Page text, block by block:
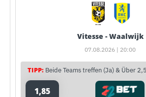
Vitesse - Waalwijk
07.08.2026 | 20:00
TIPP: Beide Teams treffen (Ja) & Über
1,85